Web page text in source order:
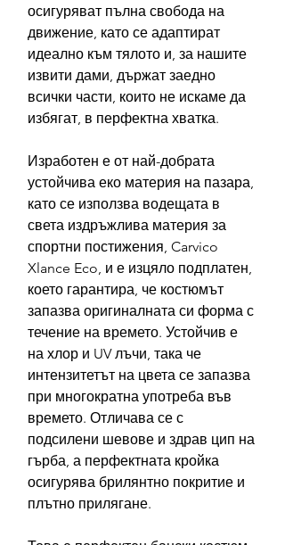
осигуряват пълна свобода на
движение, като се адаптират
идеално към тялото и, за нашите
извити дами, държат заедно
всички части, които не искаме да
избягат, в перфектна хватка.
Изработен е от най-добрата
устойчива еко материя на пазара,
като се използва водещата в
света издръжлива материя за
спортни постижения, Carvico
Xlance Eco, и е изцяло подплатен,
което гарантира, че костюмът
запазва оригиналната си форма с
течение на времето. Устойчив е
на хлор и UV лъчи, така че
интензитетът на цвета се запазва
при многократна употреба във
времето. Отличава се с
подсилени шевове и здрав цип на
гърба, а перфектната кройка
осигурява брилянтно покритие и
плътно прилягане.